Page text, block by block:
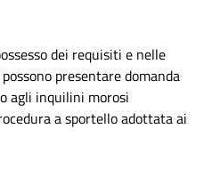
dei requisiti e nelle
presentare domanda
agli inquilini morosi
a sportello adottata ai